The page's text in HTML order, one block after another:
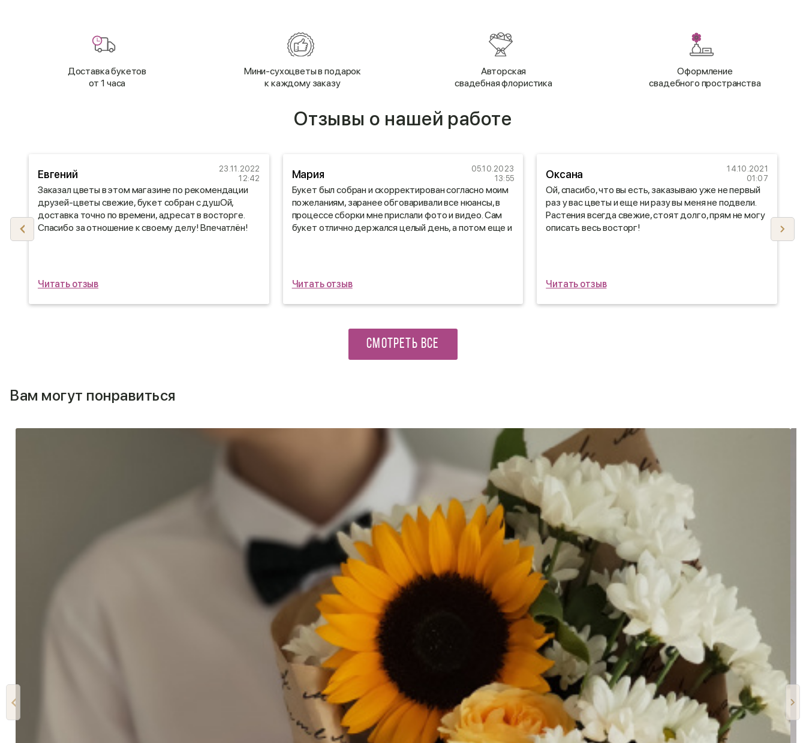
Доставка букетов
от 1 часа
Мини-сухоцветы в подарок
к каждому заказу
Авторская
свадебная флористика
Оформление
свадебного пространства
Отзывы о нашей работе
Евгений
23.11.2022
12:42
Заказал цветы в этом магазине по рекомендации
друзей-цветы свежие, букет собран с душОй,
доставка точно по времени, адресат в восторге.
Спасибо за отношение к своему делу! Впечатлён!
Читать отзыв
Мария
05.10.2023
13:55
Букет был собран и скорректирован согласно моим
пожеланиям, заранее обговаривали все нюансы, в
процессе сборки мне прислали фото и видео. Сам
букет отлично держался целый день, а потом еще и
Читать отзыв
Оксана
14.10.2021
01:07
Ой, спасибо, что вы есть, заказываю уже не первый
раз у вас цветы и еще ни разу вы меня не подвели.
Растения всегда свежие, стоят долго, прям не могу
описать весь восторг!
Читать отзыв
СМОТРЕТЬ ВСЕ
Вам могут понравиться